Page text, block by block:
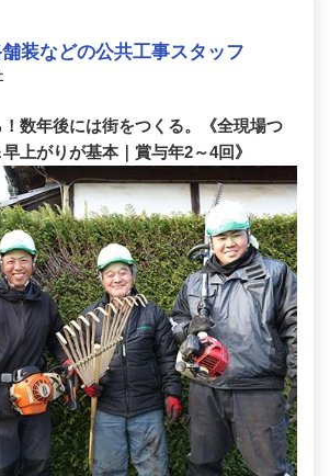
装などの公共工事スタッフ
数年後には街をつくる。《全現場つ
上がりが基本｜賞与年2～4回》